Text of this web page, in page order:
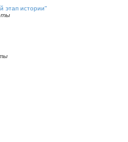
истории"